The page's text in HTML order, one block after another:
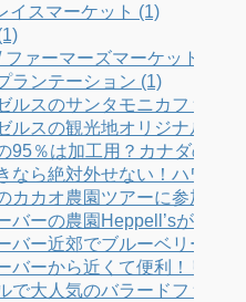
イスマーケット (1)
ァーマーズマーケット (33)
ランテーション (1)
ルスのサンタモニカファー
ルスの観光地オリジナル・
95％は加工用？カナダのク
なら絶対外せない！ハワイ
カカオ農園ツアーに参加し
バーの農園Heppell’sが規格
バー近郊でブルーベリー狩
バーから近くて便利！リッ
で大人気のバラードファー